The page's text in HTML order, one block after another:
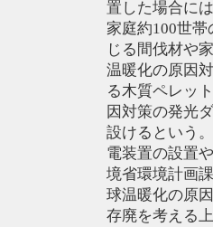
置した場合に
家庭約100世
じる間伐材や
温暖化の原因
る木質ペレッ
因対策の発光
設けるという
電装置の設置
境省環境計画
球温暖化の原
存廃を考える